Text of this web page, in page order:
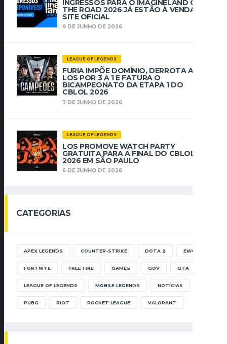
INGRESSOS PARA O IMAGINELAND ON
THE ROAD 2026 JÁ ESTÃO À VENDA NO
SITE OFICIAL
9 DE JUNHO DE 2026
LEAGUE OF LEGENDS
FURIA IMPÕE DOMÍNIO, DERROTA A
LOS POR 3 A 1 E FATURA O
BICAMPEONATO DA ETAPA 1 DO
CBLOL 2026
7 DE JUNHO DE 2026
LEAGUE OF LEGENDS
LOS PROMOVE WATCH PARTY
GRATUITA PARA A FINAL DO CBLOL
2026 EM SÃO PAULO
6 DE JUNHO DE 2026
CATEGORIAS
APEX LEGENDS COUNTER-STRIKE DOTA 2 EWC
FORTNITE FREE FIRE GAMES GOV GTA
LEAGUE OF LEGENDS MOBILE LEGENDS NOTÍCIAS
PUBG RIOT ROCKET LEAGUE VALORANT